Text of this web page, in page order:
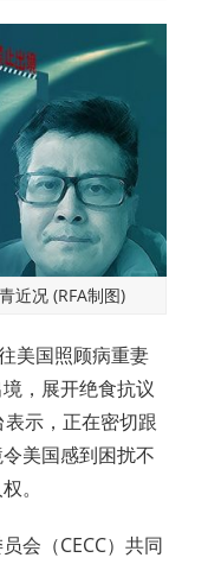
近况 (RFA制图)
美国照顾病重妻
，展开绝食抗议
示，正在密切跟
美国感到困扰不
。
会（CECC）共同